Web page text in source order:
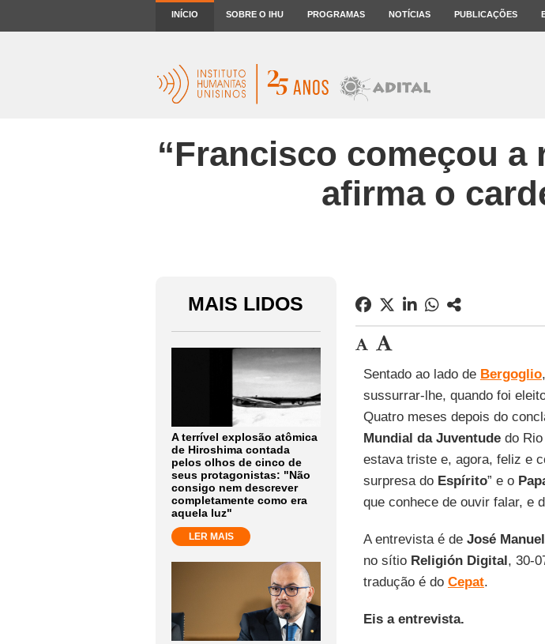
INÍCIO SOBRE O IHU PROGRAMAS NOTÍCIAS PUBLICAÇÕES
“Francisco começou a
afirma o
MAIS LIDOS
A terrível explosão atômica
de Hiroshima contada
pelos olhos de cinco de
seus protagonistas: "Não
consigo nem descrever
completamente como era
aquela luz"
LER MAIS
Sentado ao lado de Bergoglio
sussurrar-lhe, quando foi
Quatro meses depois do
Mundial da Juventudedo Rio
estava triste e, agora, feliz e
surpresa do Espírito” e o
que conhece de ouvir falar, e
A entrevista é de José
no sítio Religión Digital, 30-
tradução é do Cepat.
Eis a entrevista.